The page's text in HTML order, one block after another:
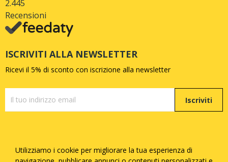
2.445
Recensioni
ISCRIVITI ALLA NEWSLETTER
Ricevi il 5% di sconto con iscrizione alla newsletter
Iscriviti
Copyright © Quattrozampe S.R.L. - P.iva05377730873
Utilizziamo i cookie per migliorare la tua esperienza di